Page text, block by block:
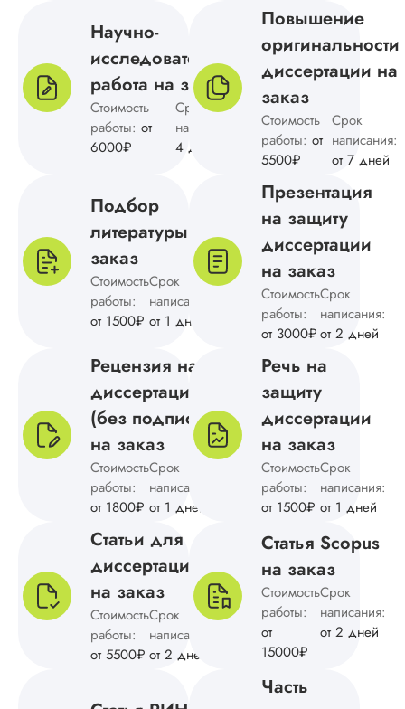
нашел никаких
несоответствий. В
общем, очень
смело
сотрудничеству.
Илья
Вид работы:
Докторская
диссертация
Дата:2024-04-04
Потребовалось
дописать
диссертацию.
актуальной
и подходящих
помогли
подходящую
методологию,
качественно
Выглядит как
занудный отзыв,
Читать полный
Научно-
исследовательская
работа на заказ
Стоимость
работы: от
6000₽
Срок
написания:
4 дней
Повышение
оригинальности
диссертации на
заказ
Стоимость
работы: от
5500₽
Срок
написания:
от 7 дней
Подбор
литературы на
заказ
Стоимость
работы:
от 1500₽
Срок
написания:
от 1 дней
Презентация
на защиту
диссертации
на заказ
Стоимость
работы:
от 3000₽
Срок
написания:
от 2 дней
Рецензия на
диссертацию
(без подписи)
на заказ
Стоимость
работы:
от 1800₽
Срок
написания:
от 1 дней
Речь на
защиту
диссертации
на заказ
Стоимость
работы:
от 1500₽
Срок
написания:
от 1 дней
Статьи для
диссертации
на заказ
Стоимость
работы:
от 5500₽
Срок
написания:
от 2 дней
Статья Scopus
на заказ
Стоимость
работы:
от
15000₽
Срок
написания:
от 2 дней
Часть